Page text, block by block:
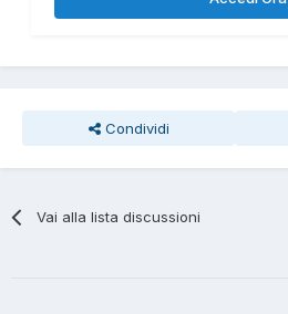
Condividi
Vai alla lista discussioni